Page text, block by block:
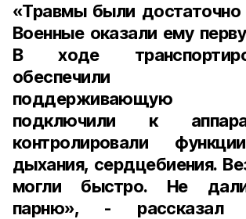
«Травмы были
Военные оказали ему
В ходе
обеспечили
поддерживающую
подключили к
контролировали
дыхания, сердцебиения.
могли быстро. Не
парню», - рассказал